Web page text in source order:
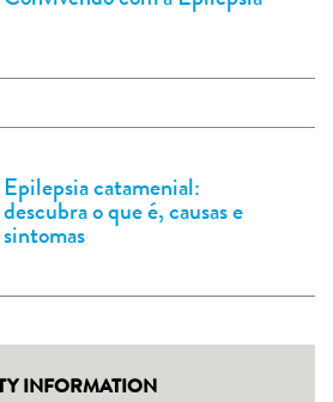
Epilepsia catamenial:
descubra o que é, causas e
sintomas
INFORMATION